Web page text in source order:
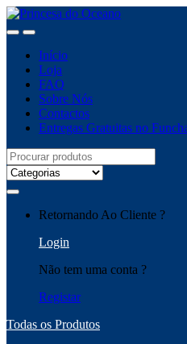
Saltar
para
Pular
para
conteúdoInício
Loja
FAQ
Sobre Nós
Contactos
Entregas Gratuitas no
Procurar
por:
Retornando Ao Cliente ?
Login
Não tem uma conta ?
Registar
Todas os Produtos